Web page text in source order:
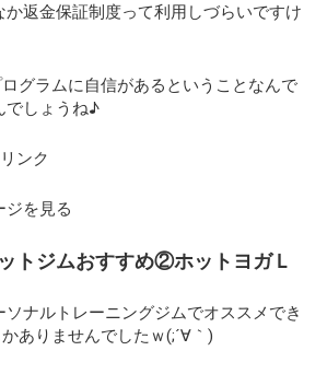
か返金保証制度って利用しづらいですけ
グラムに自信があるということなんで
でしょうね♪
ンク
ジを見る
トジムおすすめ②ホットヨガＬ
ナルトレーニングジムでオススメでき
ありませんでしたｗ(;´∀｀)